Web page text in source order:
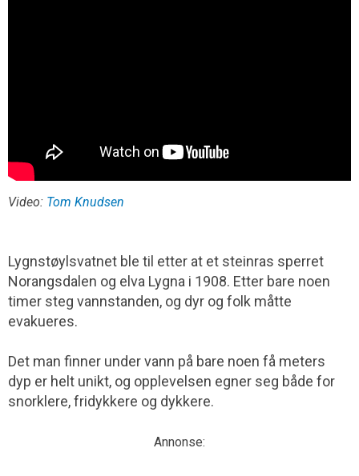
Video: Tom Knudsen
Lygnstøylsvatnet ble til etter at et steinras sperret
Norangsdalen og elva Lygna i 1908. Etter bare noen
timer steg vannstanden, og dyr og folk måtte
evakueres.
Det man finner under vann på bare noen få meters
dyp er helt unikt, og opplevelsen egner seg både for
snorklere, fridykkere og dykkere.
Annonse: